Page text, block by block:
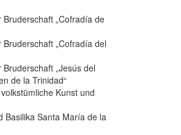
„Cofradía de
„Cofradía del
„Jesús del
de la Trinidad“
Kunst und
Basilika Santa María de la